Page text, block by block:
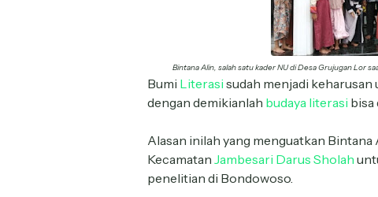
Bintana Alin, salah satu kader NU di Desa Grujugan Lor
Bumi Literasi sudah menjadi keharusan
dengan demikianlah budaya literasi bisa
Alasan inilah yang menguatkan Bintana
Kecamatan Jambesari Darus Sholah
penelitian di Bondowoso.